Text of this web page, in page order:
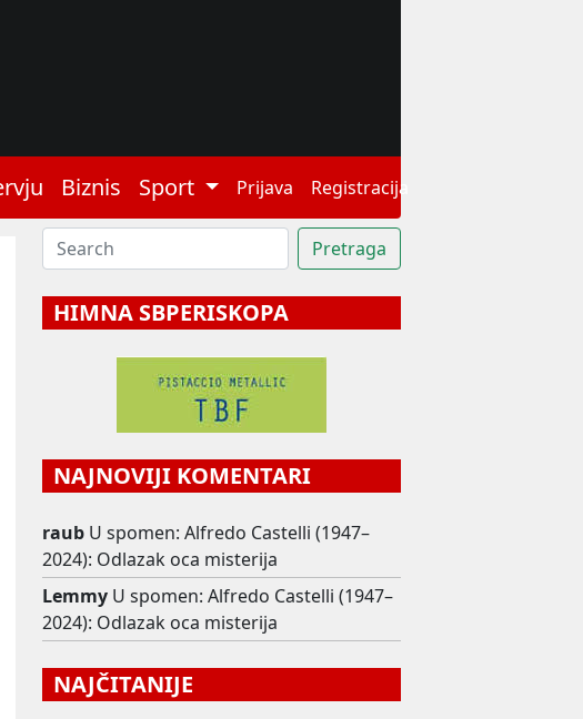
Biznis Sport Prijava Registracija
HIMNA SBPERISKOPA
NAJNOVIJI KOMENTARI
raub U spomen: Alfredo Castelli (1947–
2024): Odlazak oca misterija
Lemmy U spomen: Alfredo Castelli (1947–
2024): Odlazak oca misterija
NAJČITANIJE